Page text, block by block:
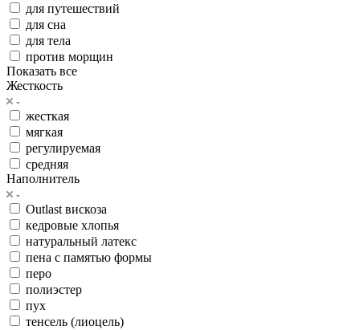
для путешествий
для сна
для тела
против морщин
Показать все
Жесткость
жесткая
мягкая
регулируемая
средняя
Наполнитель
Outlast вискоза
кедровые хлопья
натуральный латекс
пена с памятью формы
перо
полиэстер
пух
тенсель (лиоцель)